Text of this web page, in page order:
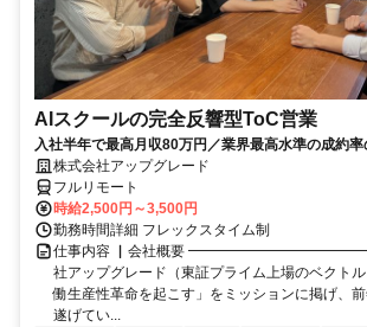
AIスクールの完全反響型ToC営業
入社半年で最高月収80万円／業界最高水準の成約
株式会社アップグレード
フルリモート
時給2,500円～3,500円
勤務時間詳細 フレックスタイム制
仕事内容 ▏会社概要
社アップグレード（東証プライム上場のベクト
働生産性革命を起こす」をミッションに掲げ、
遂げてい...